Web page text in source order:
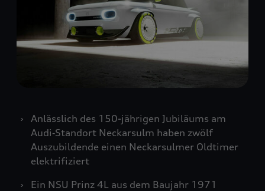
Anlässlich des 150-jährigen Jubiläums am
Audi‑Standort Neckarsulm haben zwölf
Auszubildende einen Neckarsulmer Oldtimer
elektrifiziert
Ein NSU Prinz 4L aus dem Baujahr 1971